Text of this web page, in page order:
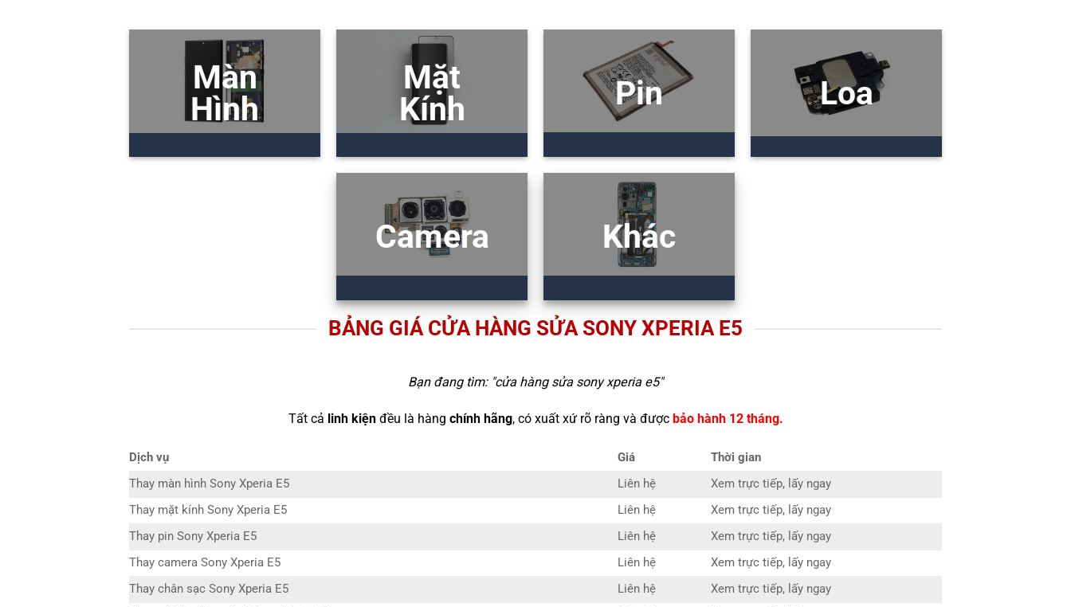
Màn
Hình
Mặt
Kính
Pin Loa
Camera Khác
BẢNG GIÁ CỬA HÀNG SỬA SONY XPERIA E5
Bạn đang tìm: "cửa hàng sửa sony xperia e5"
Tất cả linh kiệnđều là hàng chính hãng, có xuất xứ rõ ràng và được bảo hành 12 tháng.
Dịch vụ Giá
Thời gian
Thay màn hình Sony Xperia E5
Liên hệ
Xem trực tiếp, lấy ngay
Thay mặt kính Sony Xperia E5
Liên hệ
Xem trực tiếp, lấy ngay
Thay pin Sony Xperia E5
Liên hệ
Xem trực tiếp, lấy ngay
Thay camera Sony Xperia E5
Liên hệ
Xem trực tiếp, lấy ngay
Thay chân sạc Sony Xperia E5
Liên hệ
Xem trực tiếp, lấy ngay